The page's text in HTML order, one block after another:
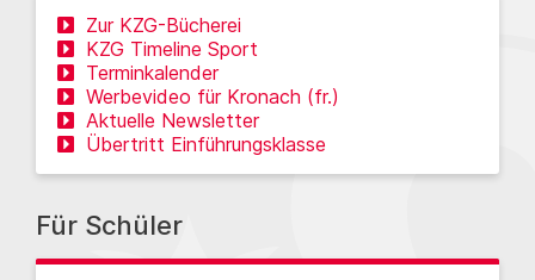
Zur KZG-Bücherei
KZG Timeline Sport
Terminkalender
Werbevideo für Kronach (fr.)
Aktuelle Newsletter
Übertritt Einführungsklasse
Für Schüler